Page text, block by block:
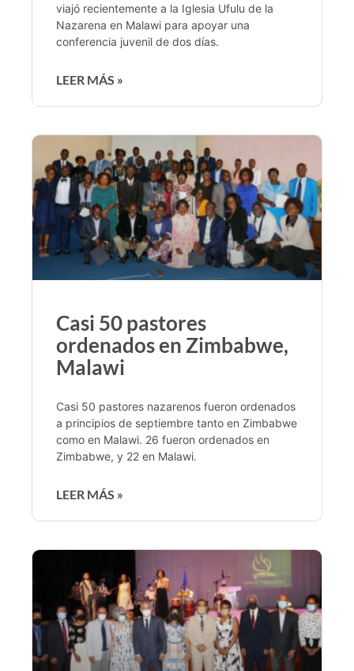
viajó recientemente a la Iglesia Ufulu de la
Nazarena en Malawi para apoyar una
conferencia juvenil de dos días.
LEER MÁS »
Casi 50 pastores
ordenados en Zimbabwe,
Malawi
Casi 50 pastores nazarenos fueron ordenados
a principios de septiembre tanto en Zimbabwe
como en Malawi. 26 fueron ordenados en
Zimbabwe, y 22 en Malawi.
LEER MÁS »